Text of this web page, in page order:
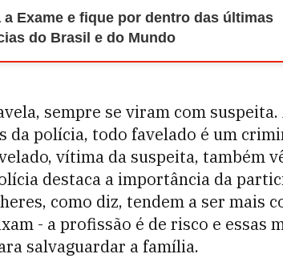
a Exame e fique por dentro das últimas
do Brasil e do Mundo
sempre se viram com
da polícia, todo favelado é um
vítima da suspeita, também
destaca a importância da
como diz, tendem a ser mais
- a profissão é de risco e essas
salvaguardar a família.